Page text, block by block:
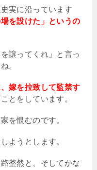
実に沿っています
を設けた」というの
譲ってくれ」と言っ
。
、嫁を拉致して監禁す
とをしています。
を恨むのです。
ようとします。
整然と、そしてかな